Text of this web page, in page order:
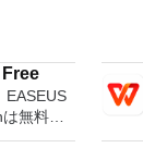
EASEUS
無料の
ソリュー